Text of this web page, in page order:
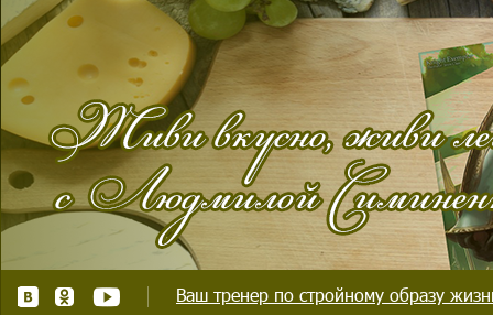
Ваш тренер по стройному образу